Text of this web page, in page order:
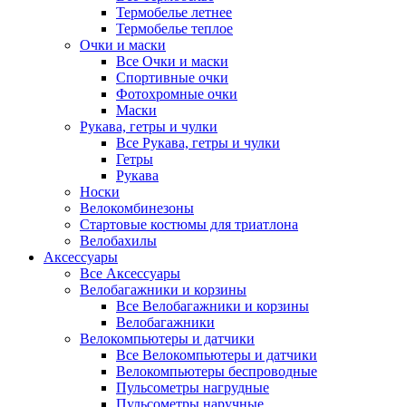
Термобелье летнее
Термобелье теплое
Очки и маски
Все Очки и маски
Спортивные очки
Фотохромные очки
Маски
Рукава, гетры и чулки
Все Рукава, гетры и чулки
Гетры
Рукава
Носки
Велокомбинезоны
Стартовые костюмы для триатлона
Велобахилы
Аксессуары
Все Аксессуары
Велобагажники и корзины
Все Велобагажники и корзины
Велобагажники
Велокомпьютеры и датчики
Все Велокомпьютеры и датчики
Велокомпьютеры беспроводные
Пульсометры нагрудные
Пульсометры наручные